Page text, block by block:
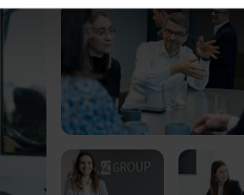
Die USA verfügen über kein
Einwilligung jederzeit mit Wirkung
Punkt „Datenschutz-Einstellungen“
auf „Details zeigen“. Weitere
,Impressum.